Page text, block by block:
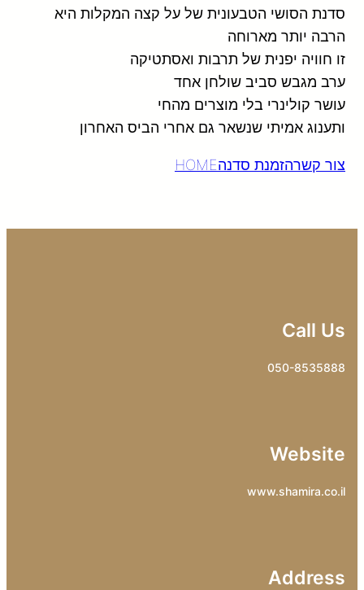
סדנת הסושי הטבעונית של על קצה המקלות היא
הרבה יותר מארוחה
זו חוויה יפנית של תרבות ואסתטיקה
ערב מגבש סביב שולחן אחד
עושר קולינרי בלי מוצרים מהחי
ותענוג אמיתי שנשאר גם אחרי הביס האחרון
צור קשרהזמנת סדנהHOME
Call Us
050-8535888
Website
www.shamira.co.il
Address